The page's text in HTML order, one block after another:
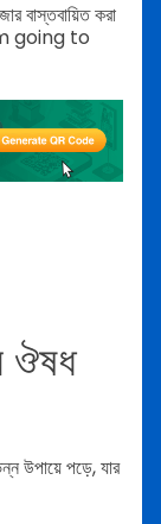
বাস্তবায়িত করা
going to
ঔষধ
উপায়ে পড়ে, যার